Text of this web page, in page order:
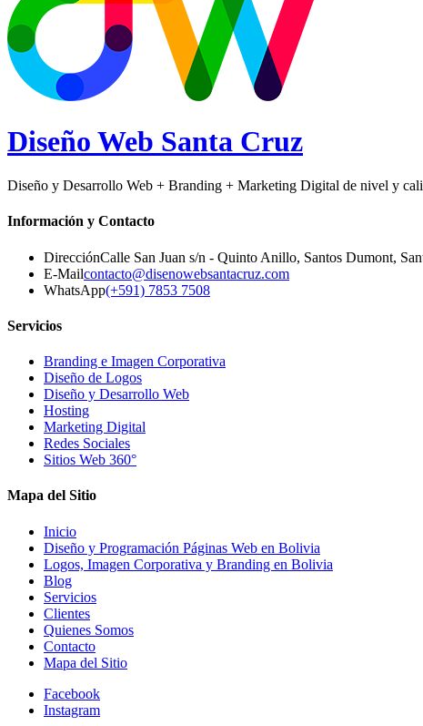
Diseño Web Santa Cruz
Diseño y Desarrollo Web + Branding + Marketing Digital de nivel y
Información y Contacto
DirecciónCalle San Juan s/n - Quinto Anillo, Santos Dumont,
E-Mailcontacto@disenowebsantacruz.com
WhatsApp(+591) 7853 7508
Servicios
Branding e Imagen Corporativa
Diseño de Logos
Diseño y Desarrollo Web
Hosting
Marketing Digital
Redes Sociales
Sitios Web 360°
Mapa del Sitio
Inicio
Diseño y Programación Páginas Web en Bolivia
Logos, Imagen Corporativa y Branding en Bolivia
Blog
Servicios
Clientes
Quienes Somos
Contacto
Mapa del Sitio
Facebook
Instagram